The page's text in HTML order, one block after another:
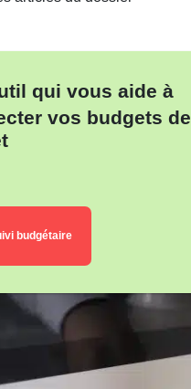
qui vous aide à
vos budgets de
budgétaire